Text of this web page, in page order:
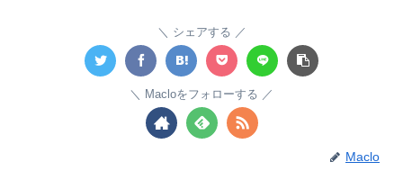
シェアする
Macloをフォローする
Maclo